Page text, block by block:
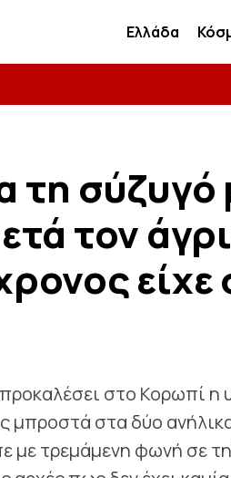
Ελλάδα
τη
τον
είχε
στο Κορωπί η
μπροστά στα δύο
με τρεμάμενη φωνή σε